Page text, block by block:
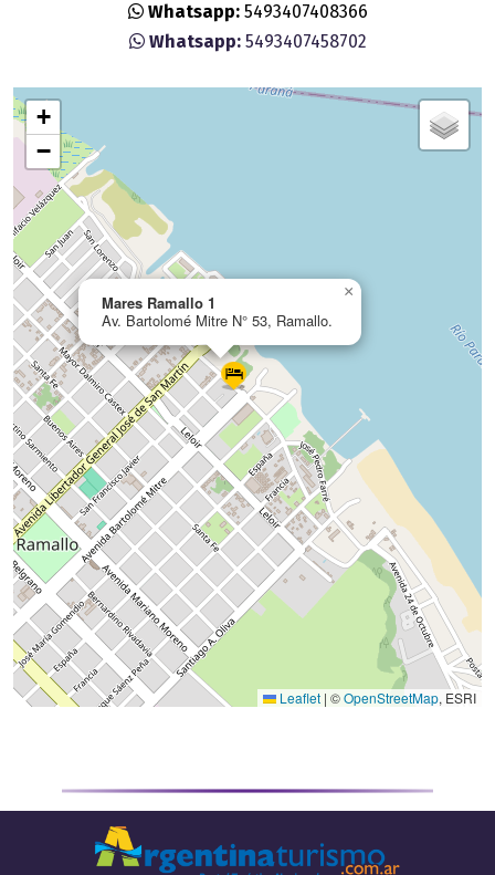
Whatsapp:5493407408366
Whatsapp:5493407458702